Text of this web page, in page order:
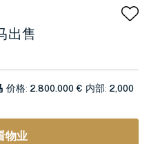
出售
价格: 2.800.000 € 内部: 2,000
物业